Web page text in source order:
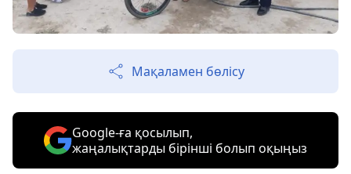
Мақаламен бөлісу
Google-ға қосылып,
жаңалықтарды бірінші болып оқыңыз